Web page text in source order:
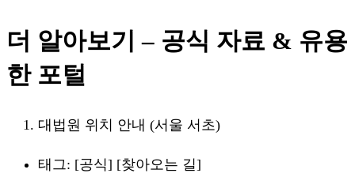
더 알아보기 – 공식 자료 & 유용
한 포털
대법원 위치 안내 (서울 서초)
태그: [공식] [찾아오는 길]